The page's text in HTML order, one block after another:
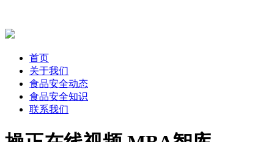
首页
关于我们
食品安全动态
食品安全知识
联系我们